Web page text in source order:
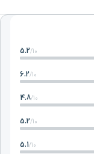
10/
5.2
10/
6.2
10/
4.8
10/
5.2
10/
5.1